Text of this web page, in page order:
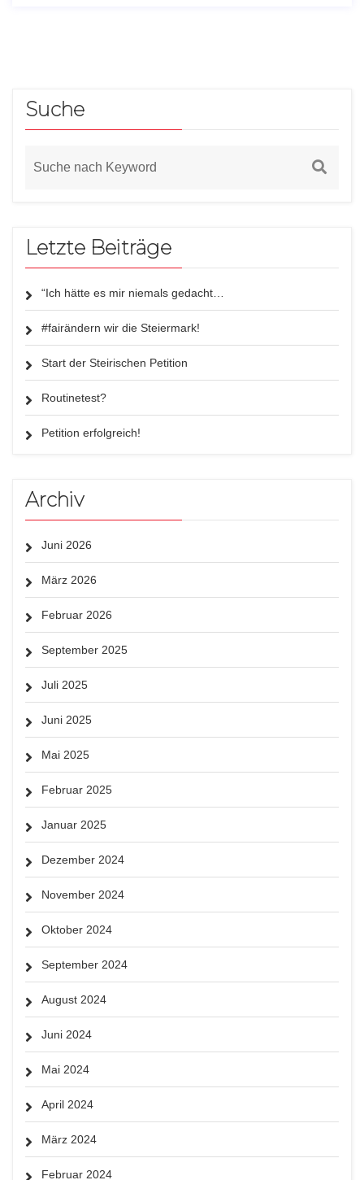
Suche
Letzte Beiträge
“Ich hätte es mir niemals gedacht…
#fairändern wir die Steiermark!
Start der Steirischen Petition
Routinetest?
Petition erfolgreich!
Archiv
Juni 2026
März 2026
Februar 2026
September 2025
Juli 2025
Juni 2025
Mai 2025
Februar 2025
Januar 2025
Dezember 2024
November 2024
Oktober 2024
September 2024
August 2024
Juni 2024
Mai 2024
April 2024
März 2024
Februar 2024